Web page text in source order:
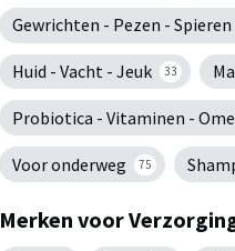
Gewrichten - Pezen - Spieren
Huid - Vacht - Jeuk 33
Probiotica - Vitaminen -
Voor onderweg 75
Merken voor